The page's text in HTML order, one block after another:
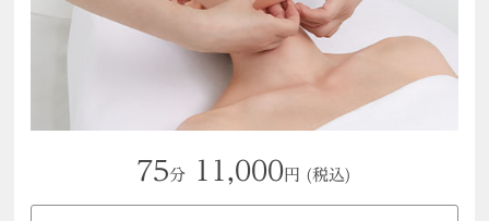
75分 11,000 円 (税込)